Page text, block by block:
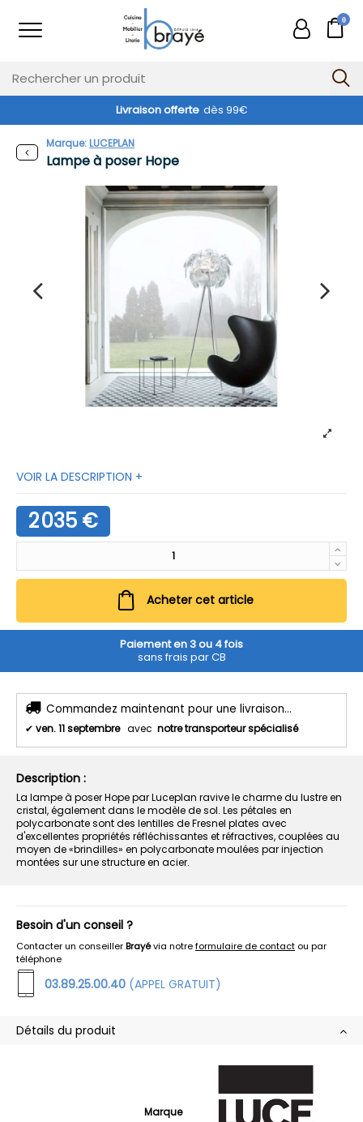
0
Livraison offerte dès 99€
Lampe à poser Hope
Marque:LUCEPLAN
VOIR LA DESCRIPTION +
2 035 €
Acheter cet article
Paiement en 3 ou 4 fois
sans frais par CB
Commandez maintenant pour une livraison...
✔ ven. 11 septembre avec notre transporteur spécialisé
Description :
La lampe à poser Hope par Luceplan ravive le charme du lustre en
cristal, également dans le modèle de sol. Les pétales en
polycarbonate sont des lentilles de Fresnel plates avec
d'excellentes propriétés réfléchissantes et réfractives, couplées au
moyen de «brindilles» en polycarbonate moulées par injection
montées sur une structure en acier.
Besoin d'un conseil ?
Contacter un conseillerBrayévia notreformulaire de contact ou par
téléphone
03.89.25.00.40 (APPEL GRATUIT)
Détails du produit
Marque